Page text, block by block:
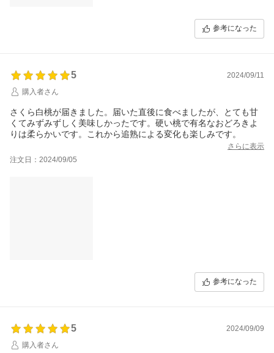
参考になった
5
2024/09/11
購入者さん
さくら白桃が届きました。届いた直後に食べましたが、とても甘
くてみずみずしく美味しかったです。硬い桃で有名なおどろきよ
りは柔らかいです。これから追熟による変化も楽しみです。
さらに表示
注文日：2024/09/05
参考になった
5
2024/09/09
購入者さん